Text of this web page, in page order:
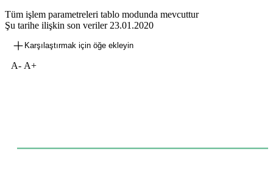
Tüm işlem parametreleri tablo modunda mevcuttur
Şu tarihe ilişkin son veriler 23.01.2020
Karşılaştırmak için öğe ekleyin